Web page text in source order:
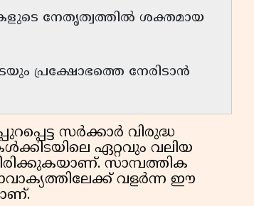
നേതൃത്വത്തിൽ ശക്തമായ
പ്രക്ഷോഭത്തെ നേരിടാൻ
സർക്കാർ വിരുദ്ധ
ഏറ്റവും വലിയ
സാമ്പത്തിക
വളർന്ന ഈ